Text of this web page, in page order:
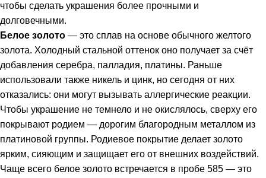
чтобы сделать украшения более прочными и
долговечными.
Белое золото — это сплав на основе обычного желтого
золота. Холодный стальной оттенок оно получает за счёт
добавления серебра, палладия, платины. Раньше
использовали также никель и цинк, но сегодня от них
отказались: они могут вызывать аллергические реакции.
Чтобы украшение не темнело и не окислялось, сверху его
покрывают родием — дорогим благородным металлом из
платиновой группы. Родиевое покрытие делает золото
ярким, сияющим и защищает его от внешних воздействий.
Чаще всего белое золото встречается в пробе 585 — это